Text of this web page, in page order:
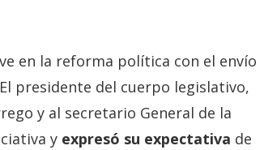
en la reforma política con el envío
presidente del cuerpo legislativo,
y al secretario General de la
y expresó su expectativa de